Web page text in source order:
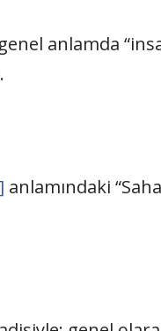
anlamda
anlamındaki